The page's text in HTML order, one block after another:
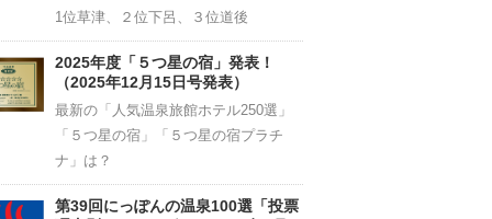
1位草津、２位下呂、３位道後
2025年度「５つ星の宿」発表！
（2025年12月15日号発表）
最新の「人気温泉旅館ホテル250選」
「５つ星の宿」「５つ星の宿プラチ
ナ」は？
第39回にっぽんの温泉100選「投票